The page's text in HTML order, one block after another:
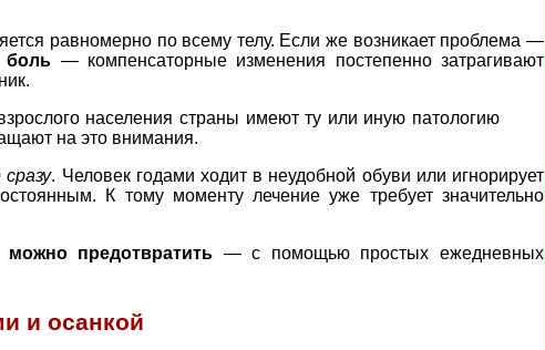
равномерно по всему телу. Если же возникает проблема —
боль — компенсаторные изменения постепенно затрагивают
населения страны имеют ту или иную патологию
на это внимания.
. Человек годами ходит в неудобной обуви или игнорирует
К тому моменту лечение уже требует значительно
можно предотвратить — с помощью простых ежедневных
и осанкой